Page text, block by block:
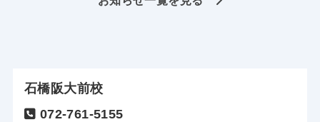
石橋阪大前校
072-761-5155